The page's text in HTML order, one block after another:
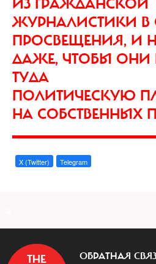
ИЗ ГРАЖДАНСКОЙ
ЖУРНАЛИСТИКИ В
ПРОСВЕЩЕНИЯ, И
ДАЖЕ, ЧТОБЫ
ТУДА
ПОЛИТИЧЕСКУЮ
НА СОБСТВЕННЫХ
X (Twitter) Telegram
ОБРАТНАЯ